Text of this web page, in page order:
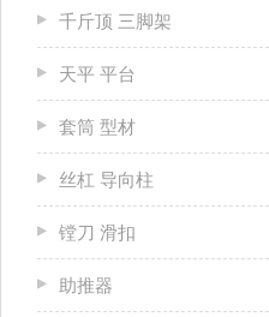
千斤顶 三脚架
天平 平台
套筒 型材
丝杠 导向柱
镗刀 滑扣
助推器